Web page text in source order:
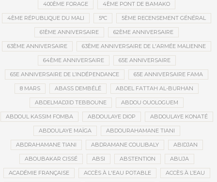
400ÈME FORAGE 4ÈME PONT DE BAMAKO
4ÈME RÉPUBLIQUE DU MALI 5°C 5ÈME RECENSEMENT GÉNÉRAL
61ÈME ANNIVERSAIRE 62ÈME ANNIVERSAIRE
63ÈME ANNIVERSAIRE 63ÈME ANNIVERSAIRE DE L'ARMÉE MALIENNE
64ÈME ANNIVERSAIRE 65E ANNIVERSAIRE
65E ANNIVERSAIRE DE L’INDÉPENDANCE 65E ANNIVERSAIRE FAMA
8 MARS ABASS DEMBÉLÉ ABDEL FATTAH AL-BURHAN
ABDELMADJID TEBBOUNE ABDOU OUOLOGUEM
ABDOUL KASSIM FOMBA ABDOULAYE DIOP ABDOULAYE KONATÉ
ABDOULAYE MAÏGA ABDOURAHAMANE TIANI
ABDRAHAMANE TIANI ABDRAMANE COULIBALY ABIDJAN
ABOUBAKAR CISSÉ ABSI ABSTENTION ABUJA
ACADÉMIE FRANÇAISE ACCÈS À L'EAU POTABLE ACCÈS À L’EAU